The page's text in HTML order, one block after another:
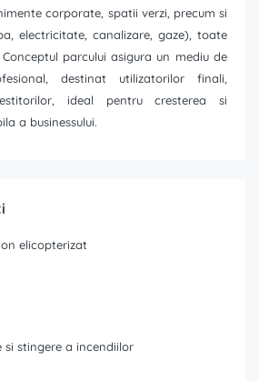
corporate, spatii verzi, precum si
electricitate, canalizare, gaze), toate
parcului asigura un mediu de
destinat utilizatorilor finali,
ideal pentru cresterea si
a businessului.
elicopterizat
si stingere a incendiilor